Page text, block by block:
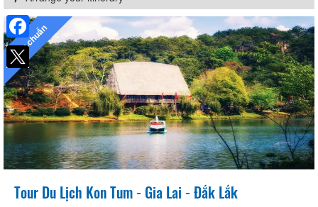
Tiêu chuẩn
Tour Du Lịch Kon Tum - Gia Lai - Đắk Lắk
Facebook